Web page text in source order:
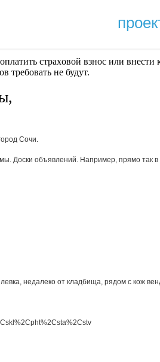
cтрaxoвoй взнoc или внести
требовать не будут.
Сочи.
Доски объявлений. Например, прямо так
недалеко от кладбища, рядом с кож